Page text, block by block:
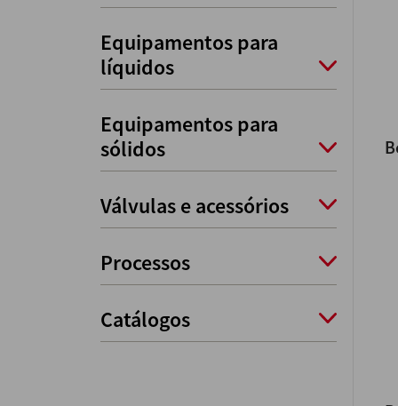
Equipamentos para
líquidos
Equipamentos para
sólidos
Válvulas e acessórios
Processos
Catálogos